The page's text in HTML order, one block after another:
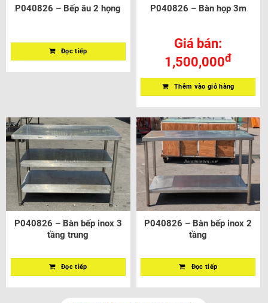
P040826 – Bếp âu 2 họng
Đọc tiếp
P040826 – Bàn họp 3m
Giá bán:
1,500,000đ
Thêm vào giỏ hàng
P040826 – Bàn bếp inox 3
tầng trung
Đọc tiếp
P040826 – Bàn bếp inox 2
tầng
Đọc tiếp